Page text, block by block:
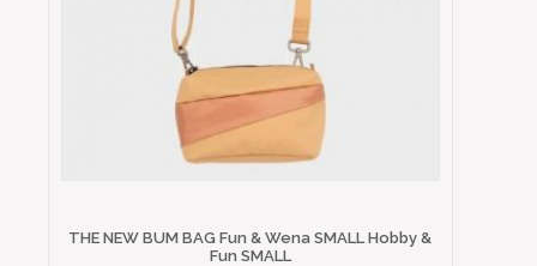
THE NEW BUM BAG Fun & Wena SMALL Hobby &
Fun SMALL